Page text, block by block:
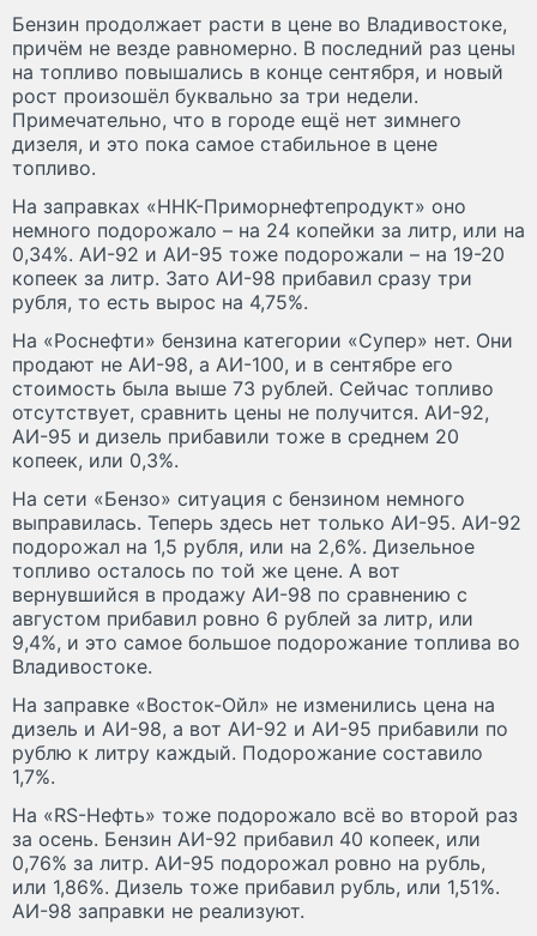
Бензин продолжает расти в цене во Владивостоке,
причём не везде равномерно. В последний раз цены
на топливо повышались в конце сентября, и новый
рост произошёл буквально за три недели.
Примечательно, что в городе ещё нет зимнего
дизеля, и это пока самое стабильное в цене
топливо.
На заправках «ННК-Приморнефтепродукт» оно
немного подорожало – на 24 копейки за литр, или на
0,34%. АИ-92 и АИ-95 тоже подорожали – на 19-20
копеек за литр. Зато АИ-98 прибавил сразу три
рубля, то есть вырос на 4,75%.
На «Роснефти» бензина категории «Супер» нет. Они
продают не АИ-98, а АИ-100, и в сентябре его
стоимость была выше 73 рублей. Сейчас топливо
отсутствует, сравнить цены не получится. АИ-92,
АИ-95 и дизель прибавили тоже в среднем 20
копеек, или 0,3%.
На сети «Бензо» ситуация с бензином немного
выправилась. Теперь здесь нет только АИ-95. АИ-92
подорожал на 1,5 рубля, или на 2,6%. Дизельное
топливо осталось по той же цене. А вот
вернувшийся в продажу АИ-98 по сравнению с
августом прибавил ровно 6 рублей за литр, или
9,4%, и это самое большое подорожание топлива во
Владивостоке.
На заправке «Восток-Ойл» не изменились цена на
дизель и АИ-98, а вот АИ-92 и АИ-95 прибавили по
рублю к литру каждый. Подорожание составило
1,7%.
На «RS-Нефть» тоже подорожало всё во второй раз
за осень. Бензин АИ-92 прибавил 40 копеек, или
0,76% за литр. АИ-95 подорожал ровно на рубль,
или 1,86%. Дизель тоже прибавил рубль, или 1,51%.
АИ-98 заправки не реализуют.